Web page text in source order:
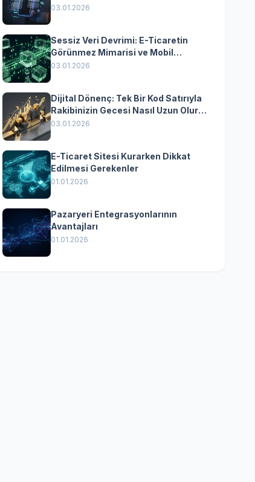
Yazılımın Kazandıran
03.01.2026
Sessiz Veri Devrimi: E-Ticaretin
Görünmez Mimarisi ve Mobil
Dönüşümün Kurumsal Anahtarı
03.01.2026
Dijital Dönenç: Tek Bir Kod Satırıyla
Rakibinizin Gecesi Nasıl Uzun Olur?
(Kurumsal Yazılımın Güçlü Rolü)
03.01.2026
E-Ticaret Sitesi Kurarken Dikkat
Edilmesi Gerekenler
01.01.2026
Pazaryeri Entegrasyonlarının
Avantajları
01.01.2026